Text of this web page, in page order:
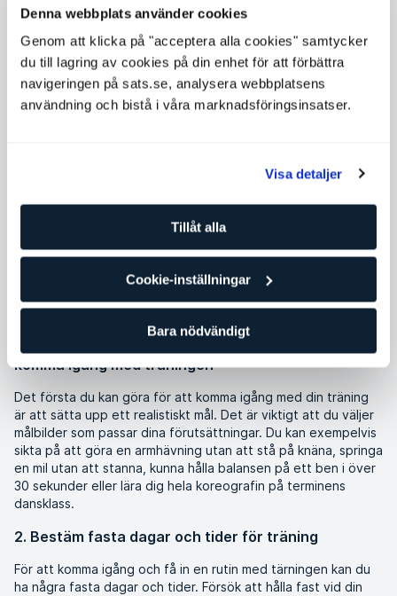
Denna webbplats använder cookies
Genom att klicka på "acceptera alla cookies" samtycker
du till lagring av cookies på din enhet för att förbättra
navigeringen på sats.se, analysera webbplatsens
användning och bistå i våra marknadsföringsinsatser.
Visa detaljer
Tillåt alla
Cookie-inställningar
Bara nödvändigt
SATS
PassTräning och träningstips
planering, motivation och rutin
När du ska komma igång med träningen är det mycket som
ska stämma överens. Livspusslet ska gå ihop, du behöver
upp din träning. Genom att bryta ner allt i mindre delar blir
det lättare att både komma igång och få in en bra rutin för
på vägen:
komma igång med träningen
Det första du kan göra för att komma igång med din träning
är att sätta upp ett realistiskt mål. Det är viktigt att du väljer
målbilder som passar dina förutsättningar. Du kan exempelvis
sikta på att göra en armhävning utan att stå på knäna, springa
en mil utan att stanna, kunna hålla balansen på ett ben i över
30 sekunder eller lära dig hela koreografin på terminens
dansklass.
2. Bestäm fasta dagar och tider för träning
För att komma igång och få in en rutin med tärningen kan du
ha några fasta dagar och tider. Försök att hålla fast vid din